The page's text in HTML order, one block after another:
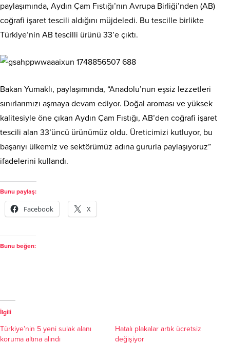
paylaşımında, Aydın Çam Fıstığı’nın Avrupa Birliği’nden (AB)
coğrafi işaret tescili aldığını müjdeledi. Bu tescille birlikte
Türkiye’nin AB tescilli ürünü 33’e çıktı.
Bakan Yumaklı, paylaşımında, “Anadolu’nun eşsiz lezzetleri
sınırlarımızı aşmaya devam ediyor. Doğal aroması ve yüksek
kalitesiyle öne çıkan Aydın Çam Fıstığı, AB’den coğrafi işaret
tescili alan 33’üncü ürünümüz oldu. Üreticimizi kutluyor, bu
başarıyı ülkemiz ve sektörümüz adına gururla paylaşıyoruz”
ifadelerini kullandı.
Bunu paylaş:
Facebook X
Bunu beğen:
İlgili
Türkiye’nin 5 yeni sulak alanı
koruma altına alındı
Hatalı plakalar artık ücretsiz
değişiyor